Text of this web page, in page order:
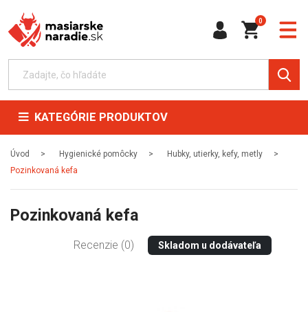
0
KATEGÓRIE PRODUKTOV
Úvod Hygienické pomôcky
Hubky, utierky, kefy, metly
Pozinkovaná kefa
Pozinkovaná kefa
Recenzie (0) Skladom u dodávateľa